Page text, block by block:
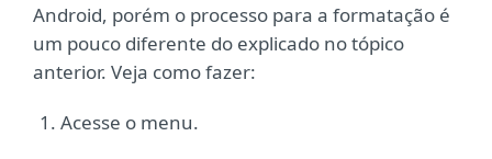
Android, porém o processo para a formatação é
um pouco diferente do explicado no tópico
anterior. Veja como fazer:
Acesse o menu.